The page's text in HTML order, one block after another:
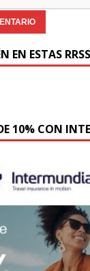
EN ESTAS RRSS
10% CON